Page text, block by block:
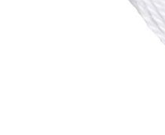
Когато плащате с
поръчката Ви вместо
разполагате с три
Отложено до 30 дни от
поръчката без
Плащане на 4 вноски.